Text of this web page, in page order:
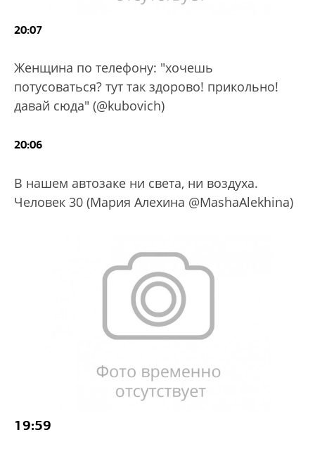
20:07
Женщина по телефону: "хочешь
потусоваться? тут так здорово! прикольно!
давай сюда" (@kubovich)
20:06
В нашем автозаке ни света, ни воздуха.
Человек 30 (Мария Алехина @MashaAlekhina)
19:59